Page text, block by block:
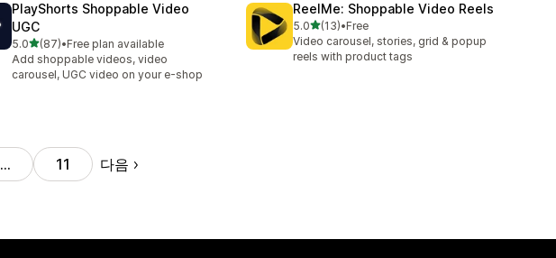
PlayShorts Shoppable Video
UGC
5.0별 5개 중
(87)
총 리뷰 87개
•Free plan available
Add shoppable videos, video
carousel, UGC video on your e-shop
ReelMe: Shoppable Video Reels
5.0별 5개 중
(13)
총 리뷰 13개
•Free
Video carousel, stories, grid & popup
reels with product tags
… 11 다음